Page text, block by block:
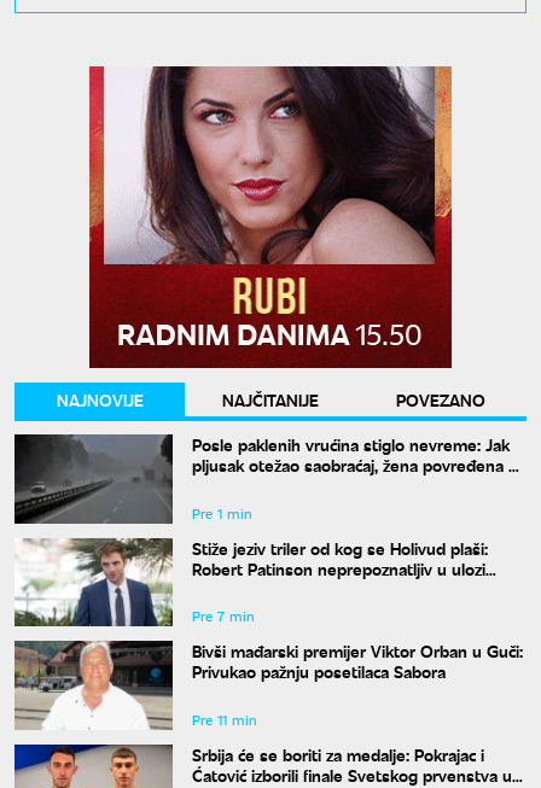
NAJNOVIJE NAJČITANIJE
POVEZANO
Posle paklenih vrućina stiglo nevreme: Jak
pljusak otežao saobraćaj, žena povređena u
Pre 1 min
Stiže jeziv triler od kog se Holivud plaši:
Robert Patinson neprepoznatljiv u ulozi
Pre 7 min
Bivši mađarski premijer Viktor Orban u Guči:
Privukao pažnju posetilaca Sabora
Pre 11 min
Srbija će se boriti za medalje: Pokrajac i
Ćatović izborili finale Svetskog prvenstva u